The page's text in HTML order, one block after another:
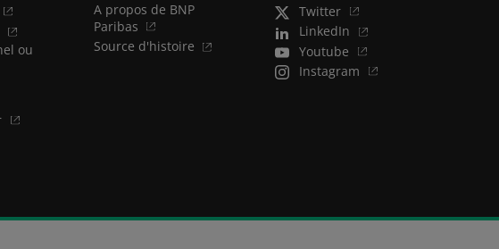
ou
A propos de BNP
Paribas
Source d'histoire
Twitter
LinkedIn
Youtube
Instagram